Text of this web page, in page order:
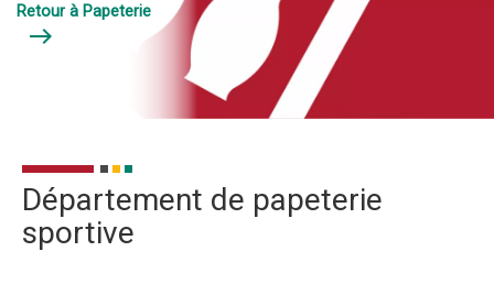
Retour à Papeterie
east
Département de papeterie
sportive